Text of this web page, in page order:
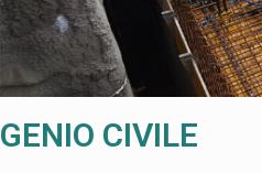
GENIO CIVILE